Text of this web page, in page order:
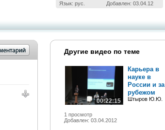
Язык: рус.
Добавлен: 03.04.12
Другие видео по теме
00:22:15
1 просмотр
Добавлен: 03.04.2012
Карьера в
науке в
России и за
рубежом
Штыров Ю.Ю.